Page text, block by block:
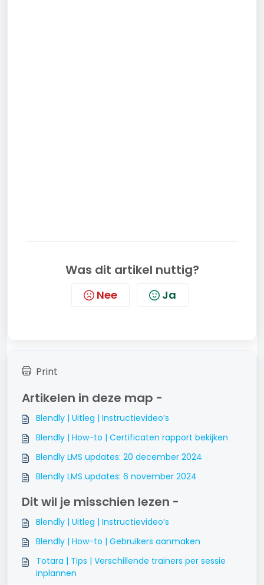
Was dit artikel nuttig?
Nee Ja
Print
Artikelen in deze map -
Blendly | Uitleg | Instructievideo’s
Blendly | How-to | Certificaten rapport bekijken
Blendly LMS updates: 20 december 2024
Blendly LMS updates: 6 november 2024
Dit wil je misschien lezen -
Blendly | Uitleg | Instructievideo’s
Blendly | How-to | Gebruikers aanmaken
Totara | Tips | Verschillende trainers per sessie
inplannen